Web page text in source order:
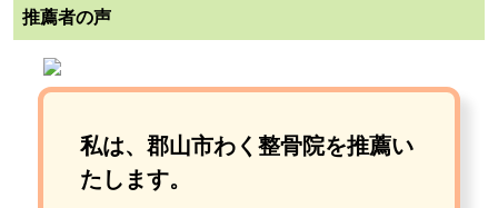
推薦者の声
私は、郡山市わく整骨院を推薦い
たします。